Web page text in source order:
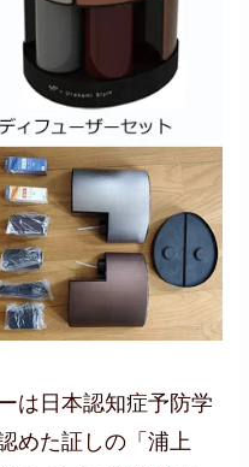
は日本認知症予防学
めた証しの「浦上